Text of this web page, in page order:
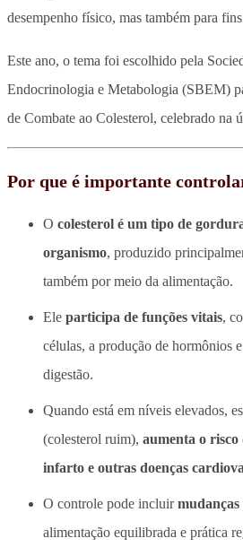
desempenho físico, mas também para
Este ano, o tema foi escolhido pela
Endocrinologia e Metabologia (SBEM)
de Combate ao Colesterol, celebrado na
Por que é importante
O colesterol é um tipo de
organismo, produzido
também por meio da alimentação.
Ele participa de funções vitais,
células, a produção de hormônios
digestão.
Quando está em níveis elevados,
(colesterol ruim), aumenta o risco
infarto e outras doenças
O controle pode incluirmudanças
alimentação equilibrada e prática